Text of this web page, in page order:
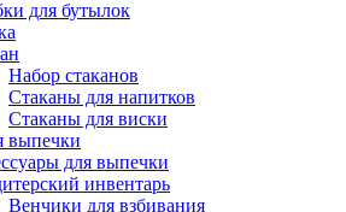
для бутылок
Набор стаканов
Стаканы для напитков
Стаканы для виски
выпечки
для выпечки
инвентарь
Венчики для взбивания